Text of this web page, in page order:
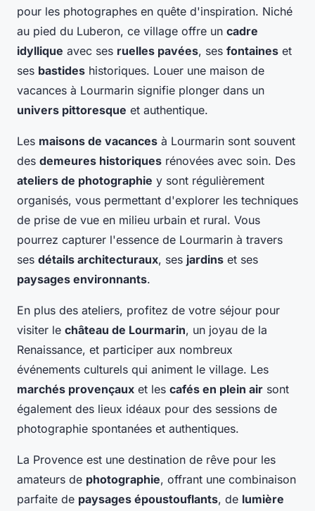
pour les photographes en quête d'inspiration. Niché
au pied du Luberon, ce village offre un cadre
idyllique avec ses ruelles pavées, ses fontaines et
ses bastides historiques. Louer une maison de
vacances à Lourmarin signifie plonger dans un
univers pittoresque et authentique.
Les maisons de vacances à Lourmarin sont souvent
des demeures historiques rénovées avec soin. Des
ateliers de photographie y sont régulièrement
organisés, vous permettant d'explorer les techniques
de prise de vue en milieu urbain et rural. Vous
pourrez capturer l'essence de Lourmarin à travers
ses détails architecturaux, ses jardins et ses
paysages environnants.
En plus des ateliers, profitez de votre séjour pour
visiter le château de Lourmarin, un joyau de la
Renaissance, et participer aux nombreux
événements culturels qui animent le village. Les
marchés provençaux et les cafés en plein air sont
également des lieux idéaux pour des sessions de
photographie spontanées et authentiques.
La Provence est une destination de rêve pour les
amateurs de photographie, offrant une combinaison
parfaite de paysages époustouflants, de lumière